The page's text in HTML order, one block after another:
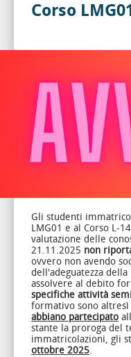
Corso
Gli studenti
LMG01 e al Corso L-
valutazione delle
21.11.2025 non
ovvero non avendo
dell'adeguatezza
assolvere al debito
specifiche attività
formativo sono altresì
abbiano partecipato
stante la proroga del
immatricolazioni, gli
ottobre 2025.